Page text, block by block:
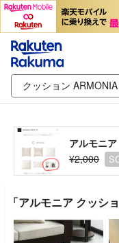
アルモニ
¥2,000
「アルモニア クッシ